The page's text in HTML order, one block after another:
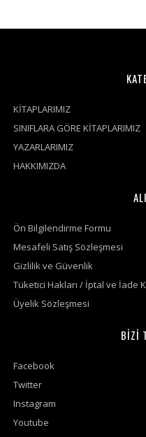
KİTAPLARIMIZ
SINIFLARA GÖRE KİTAPLARIMIZ
YAZARLARIMIZ
HAKKIMIZDA
Ön Bilgilendirme Formu
Mesafeli Satış Sözleşmesi
Gizlilik ve Güvenlik
Tüketici Hakları / İptal ve İade
Üyelik Sözleşmesi
BİZİ
Facebook
Twitter
Instagram
Youtube